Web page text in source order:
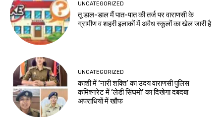
UNCATEGORIZED
तू डाल-डाल मैं पात-पात की तर्ज पर वाराणसी के
ग्रामीण व शहरी इलाकों में अवैध स्कूलों का खेल जारी है
UNCATEGORIZED
काशी में ‘नारी शक्ति’ का उदय वाराणसी पुलिस
कमिश्नरेट में ‘लेडी सिंघमो’ का दिखेगा दबदबा
अपराधियों में खौफ